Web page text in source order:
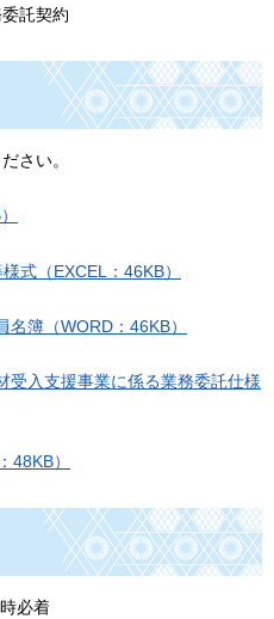
託契約
さい。
式（EXCEL：46KB）
名簿（WORD：46KB）
受入支援事業に係る業務委託仕様
48KB）
必着